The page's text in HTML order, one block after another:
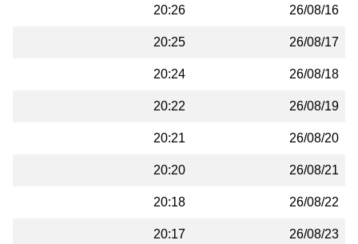
26/08/16
20:26
26/08/17
20:25
26/08/18
20:24
26/08/19
20:22
26/08/20
20:21
26/08/21
20:20
26/08/22
20:18
26/08/23
20:17